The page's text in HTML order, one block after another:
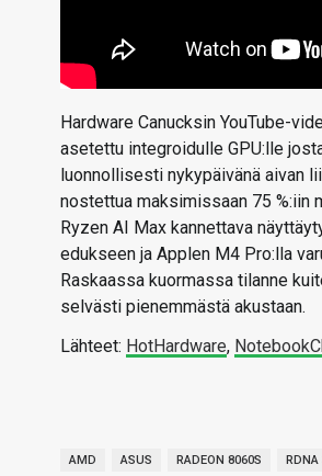
Hardware Canucksin YouTube-
asetettu integroidulle GPU:lle
luonnollisesti nykypäivänä aivan
nostettua maksimissaan 75 %:iin
Ryzen AI Max kannettava
edukseen ja Applen M4 Pro:lla
Raskaassa kuormassa tilanne
selvästi pienemmästä akustaan.
Lähteet: HotHardware,
AMD ASUS RADEON 8060S RDNA